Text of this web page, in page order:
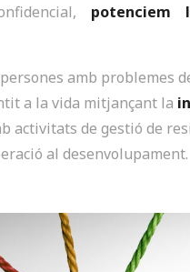
potenciem
amb problemes
a la vida mitjançant la
activitats de gestió de
al desenvolupament.